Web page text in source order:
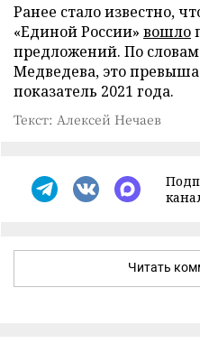
Ранее стало известно,
«Единой России» вошло
предложений. По
Медведева, это
показатель 2021 года.
Текст: Алексей Нечаев
Читать